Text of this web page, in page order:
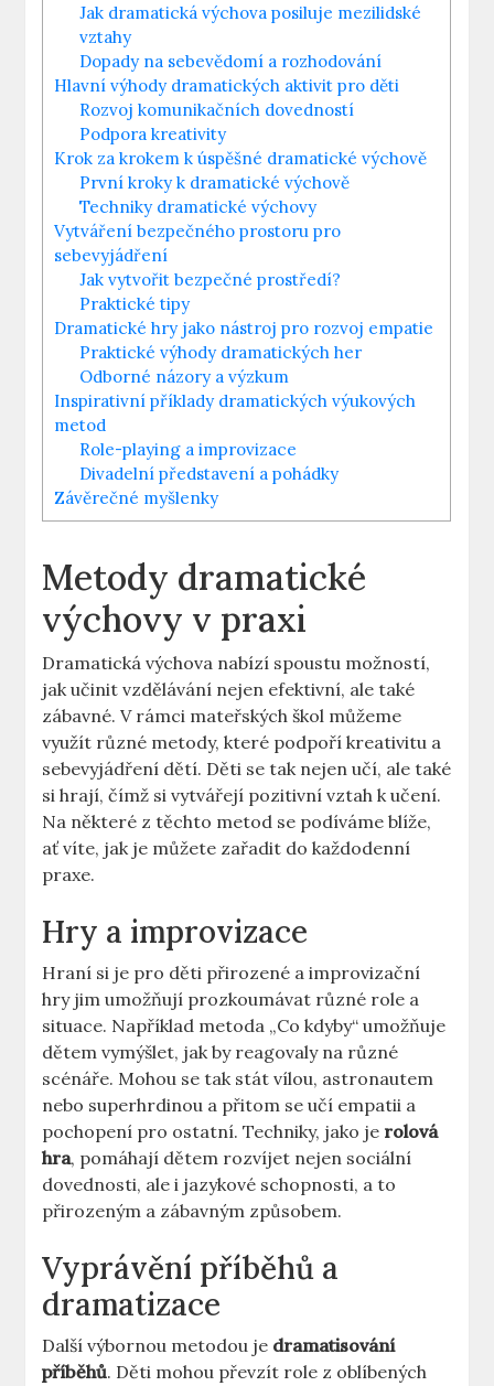
Jak dramatická výchova posiluje mezilidské
vztahy
Dopady na sebevědomí a rozhodování
Hlavní výhody dramatických aktivit pro děti
Rozvoj komunikačních dovedností
Podpora kreativity
Krok za krokem k úspěšné dramatické výchově
První kroky k dramatické výchově
Techniky dramatické výchovy
Vytváření bezpečného prostoru pro
sebevyjádření
Jak vytvořit bezpečné prostředí?
Praktické tipy
Dramatické hry jako nástroj pro rozvoj empatie
Praktické výhody dramatických her
Odborné názory a výzkum
Inspirativní příklady dramatických výukových
metod
Role-playing a improvizace
Divadelní představení a pohádky
Závěrečné myšlenky
Metody dramatické
výchovy v praxi
Dramatická výchova nabízí spoustu možností,
jak učinit vzdělávání nejen efektivní, ale také
zábavné. V rámci mateřských škol můžeme
využít různé metody, které podpoří kreativitu a
sebevyjádření dětí. Děti se tak nejen učí, ale také
si hrají, čímž si vytvářejí pozitivní vztah k učení.
Na některé z těchto metod se podíváme blíže,
ať víte, jak je můžete zařadit do každodenní
praxe.
Hry a improvizace
Hraní si je pro děti přirozené a improvizační
hry jim umožňují prozkoumávat různé role a
situace. Například metoda „Co kdyby“ umožňuje
dětem vymýšlet, jak by reagovaly na různé
scénáře. Mohou se tak stát vílou, astronautem
nebo superhrdinou a přitom se učí empatii a
pochopení pro ostatní. Techniky, jako je rolová
hra, pomáhají dětem rozvíjet nejen sociální
dovednosti, ale i jazykové schopnosti, a to
přirozeným a zábavným způsobem.
Vyprávění příběhů a
dramatizace
Další výbornou metodou je dramatisování
příběhů. Děti mohou převzít role z oblíbených